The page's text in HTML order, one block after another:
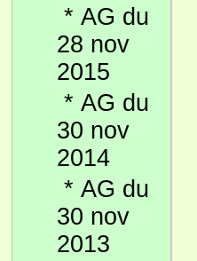
* AG du
28 nov
2015
* AG du
30 nov
2014
* AG du
30 nov
2013